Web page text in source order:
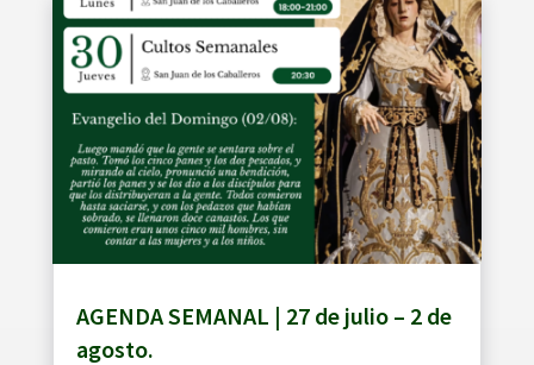
AGENDA SEMANAL | 27 de julio – 2 de
agosto.